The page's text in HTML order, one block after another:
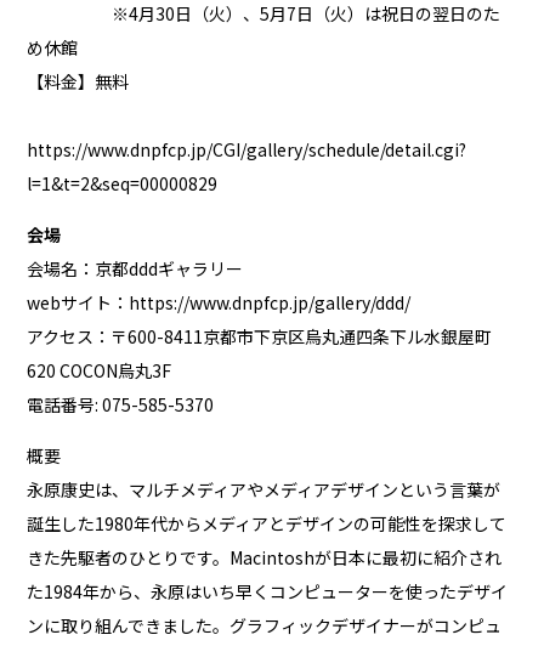
※4月30日（火）、5月7日（火）は祝日の翌日のた
め休館
【料金】無料
https://www.dnpfcp.jp/CGI/gallery/schedule/detail.cgi?
l=1&t=2&seq=00000829
会場
会場名：京都dddギャラリー
webサイト： https://www.dnpfcp.jp/gallery/ddd/
アクセス：〒600-8411京都市下京区烏丸通四条下ル水銀屋町
620 COCON烏丸3F
電話番号: 075-585-5370
概要
永原康史は、マルチメディアやメディアデザインという言葉が
誕生した1980年代からメディアとデザインの可能性を探求して
きた先駆者のひとりです。Macintoshが日本に最初に紹介され
た1984年から、永原はいち早くコンピューターを使ったデザイ
ンに取り組んできました。グラフィックデザイナーがコンピュ